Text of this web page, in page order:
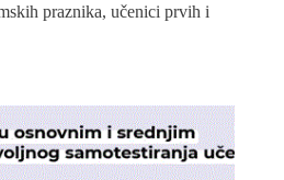
praznika, učenici prvih i